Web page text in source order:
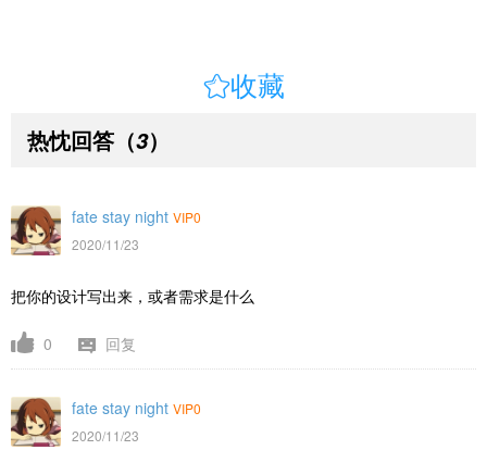
收藏
热忱回答 （3）
fate stay night VIP0
2020/11/23
把你的设计写出来，或者需求是什么
0 回复
fate stay night VIP0
2020/11/23